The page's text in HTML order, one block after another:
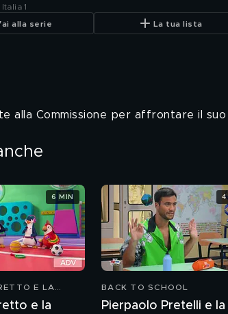
1
alla serie La tua lista
alla Commissione per affrontare il
E LA
e la
6 MIN
BACK TO SCHOOL
Pierpaolo Pretelli e la
4